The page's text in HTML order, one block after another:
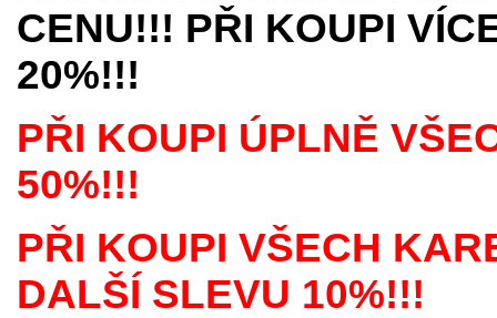
CENU!!! PŘI KOUPI
20%!!!
PŘI KOUPI ÚPLNĚ
50%!!!
PŘI KOUPI VŠECH
DALŠÍ SLEVU 10%!!!